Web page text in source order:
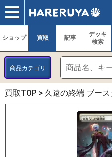
ショップ
買取
記事
デッキ検索
デッキ構築
選手一覧
店舗一覧
イベント
ヘルプ
お問い合わせ ロ
マ
ショップ 買取 記事
デッキ
検索
商品カテゴリ
買取TOP > 久遠の終端 ブー